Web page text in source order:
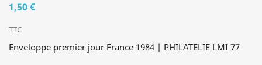
1,50 €
TTC
Enveloppe premier jour France 1984 | PHILATELIE LMI 77